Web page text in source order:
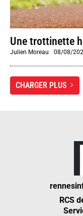
Une trottinette
Julien Moreau -08/08/
CHARGER PLUS
RCS